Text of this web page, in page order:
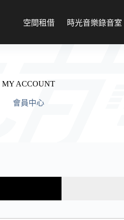
空間租借 時光音樂錄音室
MY ACCOUNT
會員中心